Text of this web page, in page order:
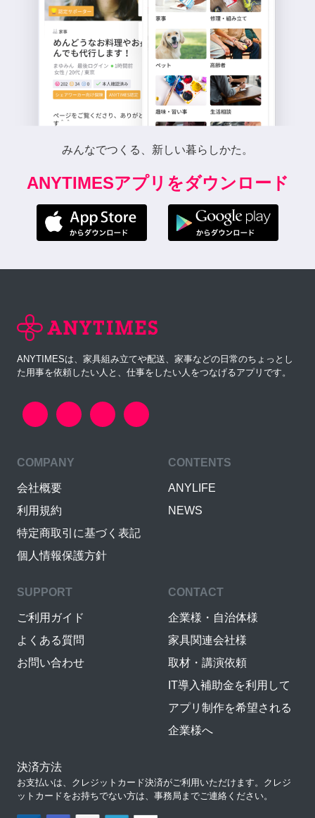
みんなでつくる、新しい暮らしかた。
ANYTIMESアプリをダウンロード
ANYTIMESは、家具組み立てや配送、家事などの日常のちょっとし
た用事を依頼したい人と、仕事をしたい人をつなげるアプリです。
COMPANY
会社概要
利用規約
特定商取引に基づく表記
個人情報保護方針
CONTENTS
ANYLIFE
NEWS
SUPPORT
ご利用ガイド
よくある質問
お問い合わせ
CONTACT
企業様・自治体様
家具関連会社様
取材・講演依頼
IT導入補助金を利用して
アプリ制作を希望される
企業様へ
決済方法
お支払いは、クレジットカード決済がご利用いただけます。クレジ
ットカードをお持ちでない方は、事務局までご連絡ください。